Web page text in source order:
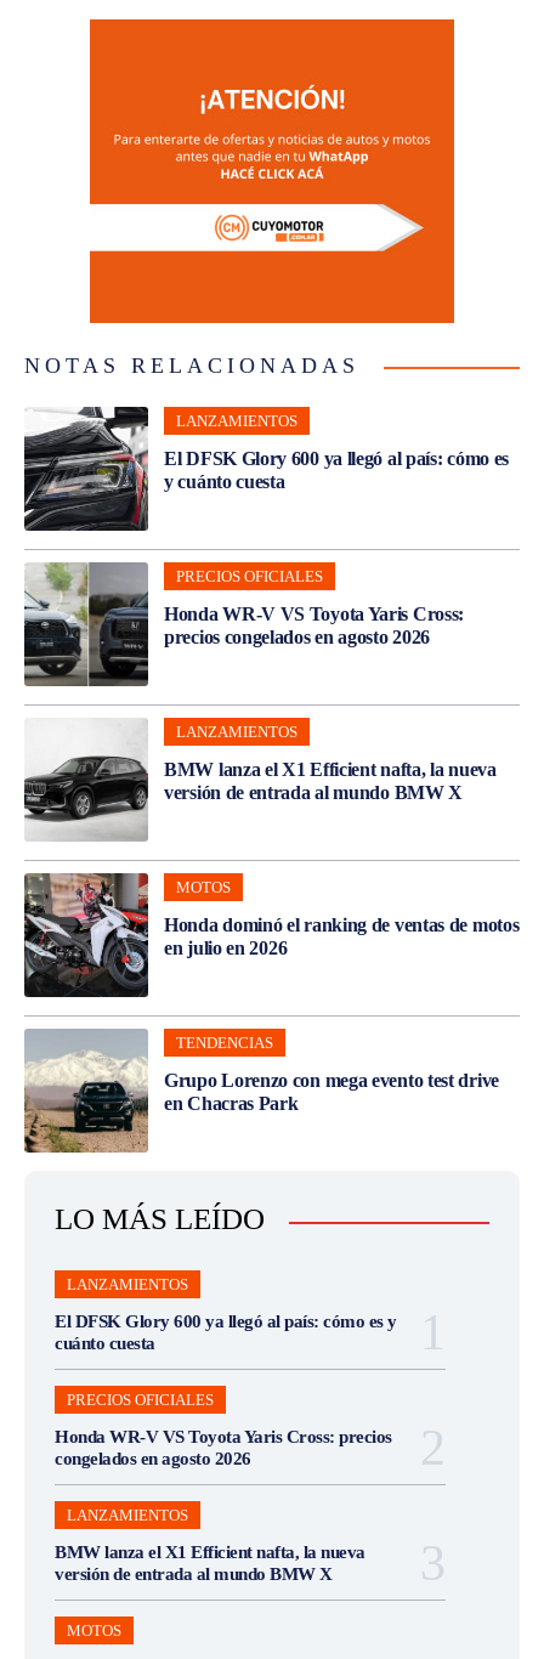
NOTAS RELACIONADAS
LANZAMIENTOS
El DFSK Glory 600 ya llegó al país: cómo es
y cuánto cuesta
PRECIOS OFICIALES
Honda WR-V VS Toyota Yaris Cross:
precios congelados en agosto 2026
LANZAMIENTOS
BMW lanza el X1 Efficient nafta, la nueva
versión de entrada al mundo BMW X
MOTOS
Honda dominó el ranking de ventas de motos
en julio en 2026
TENDENCIAS
Grupo Lorenzo con mega evento test drive
en Chacras Park
LO MÁS LEÍDO
LANZAMIENTOS
El DFSK Glory 600 ya llegó al país: cómo es y
cuánto cuesta
PRECIOS OFICIALES
Honda WR-V VS Toyota Yaris Cross: precios
congelados en agosto 2026
LANZAMIENTOS
BMW lanza el X1 Efficient nafta, la nueva
versión de entrada al mundo BMW X
MOTOS